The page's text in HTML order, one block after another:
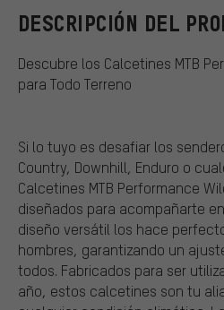
DESCRIPCIÓN DEL
Descubre los Calcetines MTB
para Todo Terreno
Si lo tuyo es desafiar los
Country, Downhill, Enduro o
Calcetines MTB Performance
diseñados para acompañarte
diseño versátil los hace
hombres, garantizando un
todos. Fabricados para ser
año, estos calcetines son tu